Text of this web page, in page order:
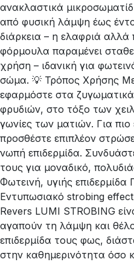
ανακλαστικά
από φυσική λάμψη έως
διάρκεια – η ελαφριά αλλά
φόρμουλα παραμένει
χρήση – ιδανική για
σώμα. 💡 Τρόπος Χρήσης
εφαρμόστε στα
φρυδιών, στο τόξο των
γωνίες των ματιών. Για
προσθέστε επιπλέον
νωπή επιδερμίδα.
τους για μοναδικό,
Φωτεινή, υγιής
Εντυπωσιακό strobing
Revers LUMI STROBING
αγαπούν τη λάμψη και
επιδερμίδα τους φως,
στην καθημερινότητα όσο